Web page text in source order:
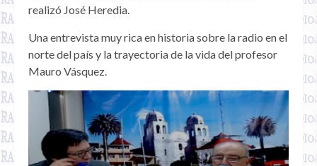
realizó José Heredia.
Una entrevista muy rica en historia sobre la radio en el
norte del país y la trayectoria de la vida del profesor
Mauro Vásquez.